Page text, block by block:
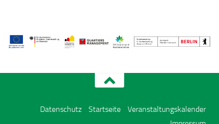
Veranstaltungskalender
Startseite
Datenschutz